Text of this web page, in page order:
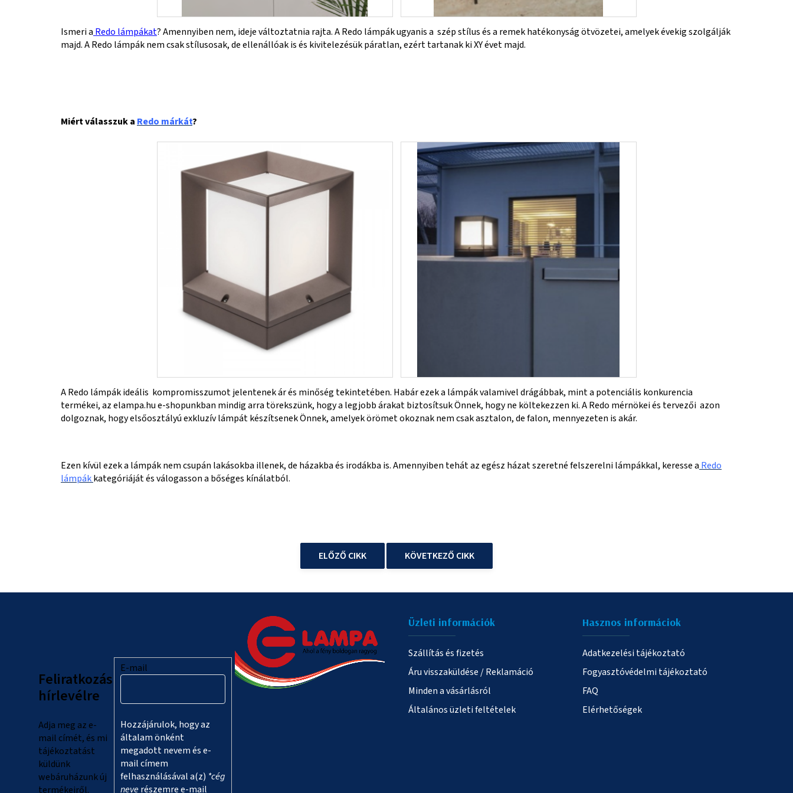
Ismeri a Redo lámpákat? Amennyiben nem, ideje változtatnia rajta. A Redo lámpák ugyanis a szép stílus és a remek hatékonyság ötvözetei, amelyek évekig szolgálják
majd. A Redo lámpák nem csak stílusosak, de ellenállóak is és kivitelezésük páratlan, ezért tartanak ki XY évet majd.
Miért válasszuk a Redo márkát?
A Redo lámpák ideális kompromisszumot jelentenek ár és minőség tekintetében. Habár ezek a lámpák valamivel drágábbak, mint a potenciális konkurencia
termékei, az elampa.hu e-shopunkban mindig arra törekszünk, hogy a legjobb árakat biztosítsuk Önnek, hogy ne költekezzen ki. A Redo mérnökei és tervezői azon
dolgoznak, hogy elsőosztályú exkluzív lámpát készítsenek Önnek, amelyek örömet okoznak nem csak asztalon, de falon, mennyezeten is akár.
Ezen kívül ezek a lámpák nem csupán lakásokba illenek, de házakba és irodákba is. Amennyiben tehát az egész házat szeretné felszerelni lámpákkal, keresse a Redo
lámpákkategóriáját és válogasson a bőséges kínálatból.
ELŐZŐ CIKK KÖVETKEZŐ CIKK
Feliratkozás
hírlevélre
Adja meg az e-
mail címét, és mi
tájékoztatást
küldünk
webáruházunk új
termékeiről.
E-mail
Hozzájárulok, hogy az
általam önként
megadott nevem és e-
mail címem
felhasználásával a(z) *cég
neverészemre e-mail
Üzleti információk
Szállítás és fizetés
Áru visszaküldése / Reklamáció
Minden a vásárlásról
Általános üzleti feltételek
Hasznos informáciok
Adatkezelési tájékoztató
Fogyasztóvédelmi tájékoztató
FAQ
Elérhetőségek